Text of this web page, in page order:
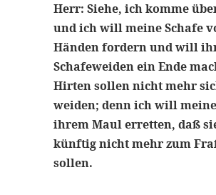
Herr: Siehe, ich komme
und ich will meine Schafe
Händen fordern und will
Schafeweiden ein Ende
Hirten sollen nicht mehr
weiden; denn ich will
ihrem Maul erretten, daß
künftig nicht mehr zum
sollen.